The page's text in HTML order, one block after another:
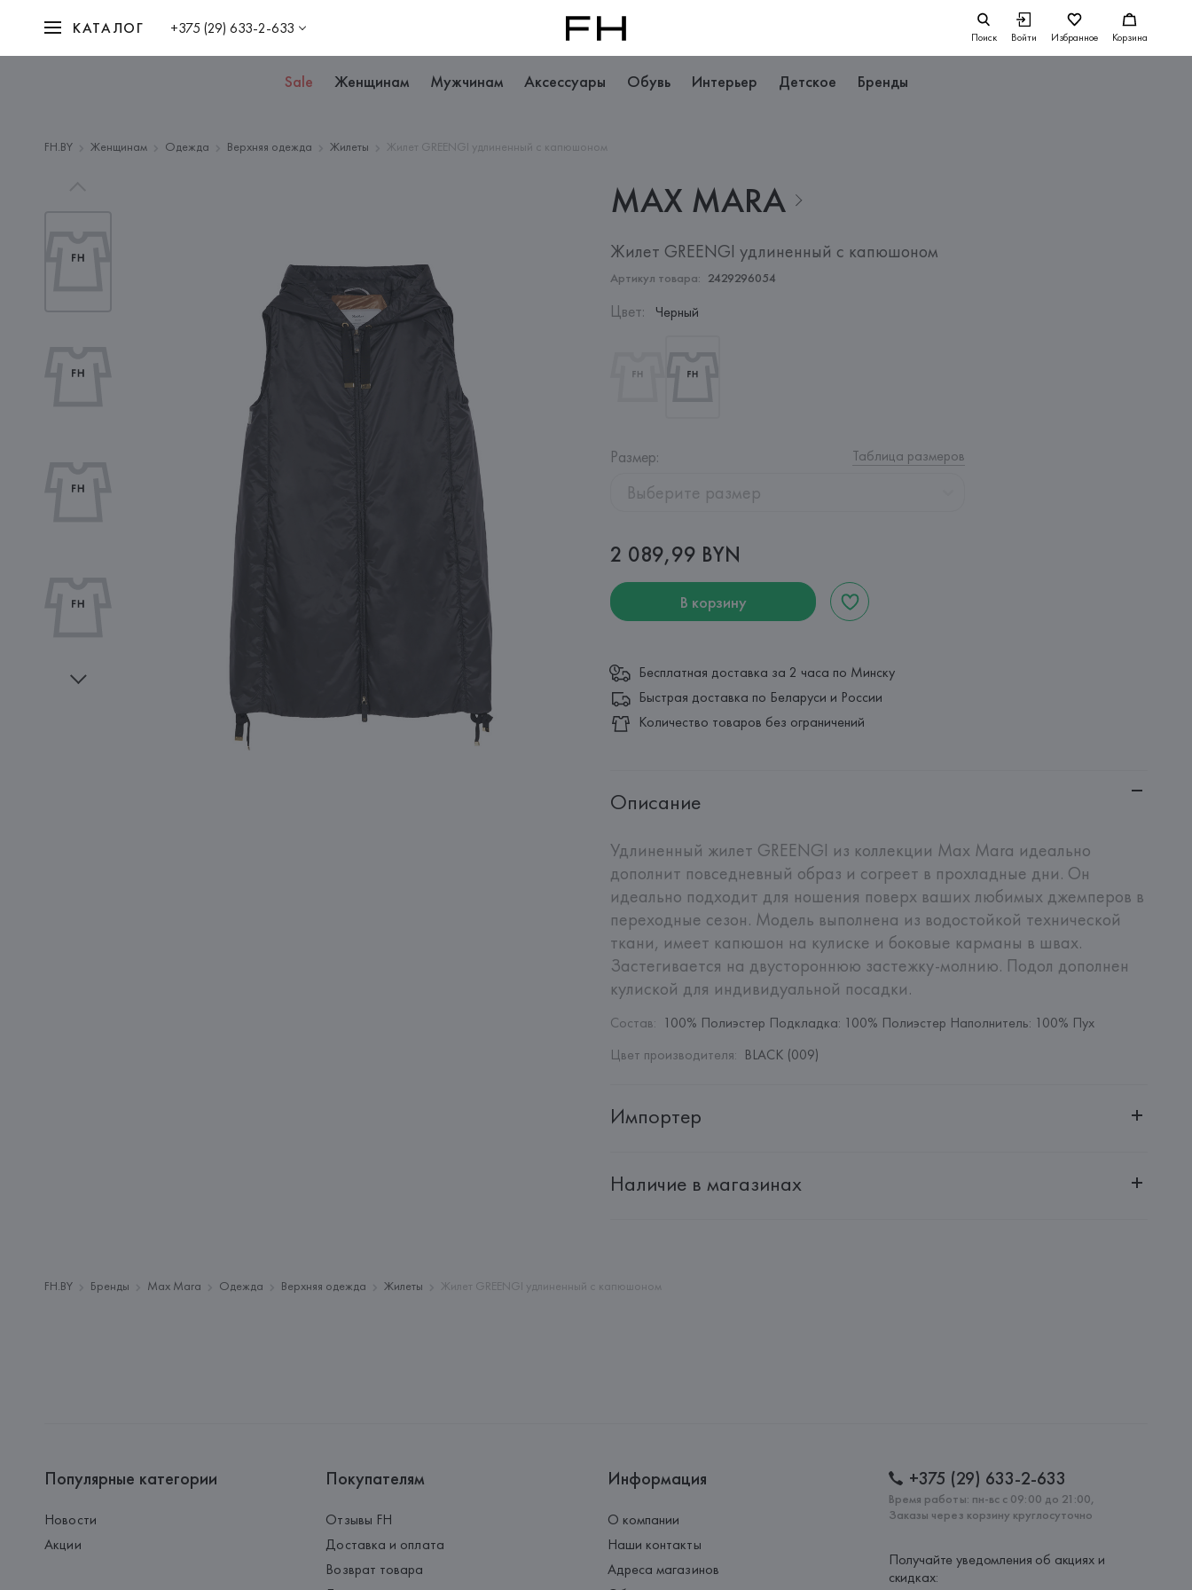
КАТАЛОГ +375 (29) 633-2-633 Поиск Войти Избранное Корзина
Sale Женщинам Мужчинам Аксессуары Обувь Интерьер Детское Бренды
FH.BY Женщинам Одежда Верхняя одежда Жилеты Жилет GREENGI удлиненный с капюшоном
MAX MARA
Жилет GREENGI удлиненный с капюшоном
Артикул товара: 2429296054
Цвет: Черный
Размер: Таблица размеров
Выберите размер
2 089,99 BYN
В корзину
Бесплатная доставка за 2 часа по Минску
Быстрая доставка по Беларуси и России
Количество товаров без ограничений
Описание
Удлиненный жилет GREENGI из коллекции Max Mara идеально
дополнит повседневный образ и согреет в прохладные дни. Он
идеально подходит для ношения поверх ваших любимых джемперов в
переходные сезон. Модель выполнена из водостойкой технической
ткани, имеет капюшон на кулиске и боковые карманы в швах.
Застегивается на двустороннюю застежку-молнию. Подол дополнен
кулиской для индивидуальной посадки.
Состав: 100% Полиэстер Подкладка: 100% Полиэстер Наполнитель: 100% Пух
Цвет производителя: BLACK (009)
Импортер
Адрес: Республика Беларусь, 220030, г. Минск, ул. Немига, 5, пом. 39
Наличие в магазинах
FH.BY Бренды Max Mara Одежда Верхняя одежда Жилеты Жилет GREENGI удлиненный с капюшоном
Популярные категории
Новости
Акции
Покупателям
Отзывы FH
Доставка и оплата
Возврат товара
Информация
О компании
Наши контакты
Адреса магазинов
+375 (29) 633-2-633
Время работы: пн-вс с 09:00 до 21:00,
Заказы через корзину круглосуточно
Получайте уведомления об акциях и
скидках: